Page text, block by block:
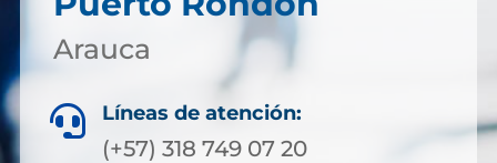
Arauca
 Líneas de atención:
(+57) 318 749 07 20